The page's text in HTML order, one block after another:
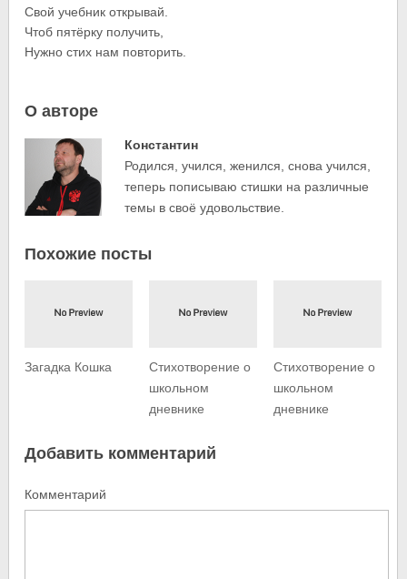
Свой учебник открывай.
Чтоб пятёрку получить,
Нужно стих нам повторить.
О авторе
Константин
Родился, учился, женился, снова учился,
теперь пописываю стишки на различные
темы в своё удовольствие.
Похожие посты
Загадка Кошка
Стихотворение о
школьном
дневнике
Стихотворение о
школьном
дневнике
Добавить комментарий
Комментарий